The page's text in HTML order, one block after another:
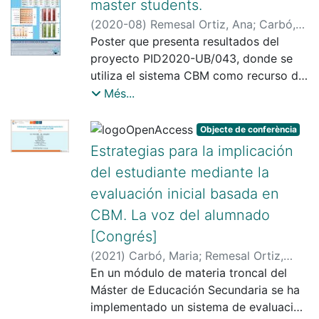
alumnado participante.
master students.
(2020-08) Remesal Ortiz, Ana; Carbó,
Maria; Oller, Judith;Vega, Fàtima;
Alvarez-Brinquis, Mireya;Pérez-
Clemente, Gemma;Gri, Tania ;Torres,
María Teresa
Poster que presenta resultados del
proyecto PID2020-UB/043, donde se
utiliza el sistema CBM como recurso de
ayuda al aprendizaje autorregulado por
estudiantes del máster de formación del
profesorado de educación secundaria.
Los resultados muestran mejora en el
los resultados de aprendizaje del pre-
test al post-test, de la autoconfianza,
además de una valoración positiva por
parte de los estudiantes.
Més...
Objecte de conferència
Estrategias para la implicación
del estudiante mediante la
evaluación inicial basada en
CBM. La voz del alumnado
[Congrés]
(2021) Carbó, Maria; Remesal Ortiz,
Ana;Oller, Judith ;Vega, Fàtima;Torres,
María Teresa;Talavera, Claudia;Pérez-
Clemente, Gemma;Gri, Tania ;Alvarez-
En un módulo de materia troncal del
Máster de Educación Secundaria se ha
implementado un sistema de evaluación